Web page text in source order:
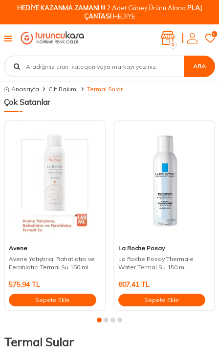
HEDİYE KAZANMA ZAMANI !!! 2 Adet Güneş Ürünü Alana PLAJ
ÇANTASIHEDİYE
ARA
0
0
Anasayfa Cilt Bakımı Termal Sular
Çok Satanlar
Avene
Avene Yatıştırıcı, Rahatlatıcı ve
Ferahlatıcı Termal Su 150 ml
575,94 TL
Sepete Ekle
La Roche Posay
La Roche Posay Thermale
Water Termal Su 150 ml
807,41TL
Sepete Ekle
Termal Sular